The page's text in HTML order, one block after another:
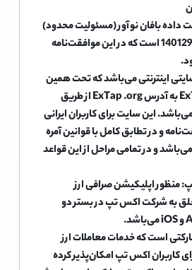
داده بافان نوآور (مسئولیت محدود)
به شناسه ملی 14012977620 است که در این موافقت‌نامه
اینترنتی می‌باشد که تحت همین
دامنه به نام لاتین ExTap به آدرس ExTap .org از طریق
این سایت برای کاربران ایرانی
و در تطابق کامل با قوانین آمره
و در تمامی مراحل از این قواعد
منظور اپلیکیشن صرافی ارز
به شرکت اکس تپ در بستر دو
است که خدمات معاملات ارز
کاربران اکس تپ امکان‌پذیر کرده